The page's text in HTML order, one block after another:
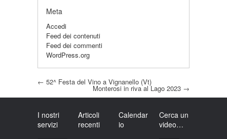
Meta
Accedi
Feed dei contenuti
Feed dei commenti
WordPress.org
Post navigation
← 52^ Festa del Vino a Vignanello (Vt)
Monterosi in riva al Lago 2023 →
I nostri
servizi
Articoli
recenti
Calendar
io
Cerca un
video…